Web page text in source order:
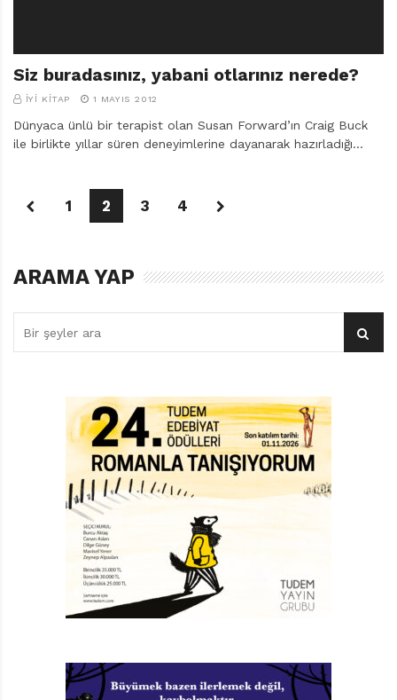
Siz buradasınız, yabani otlarınız nerede?
İYI KITAP 1 MAYIS 2012
Dünyaca ünlü bir terapist olan Susan Forward’ın Craig Buck
ile birlikte yıllar süren deneyimlerine dayanarak hazırladığı…
1 2 3 4
ARAMA YAP